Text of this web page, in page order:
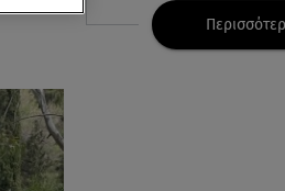
Φισκάρδο! Το look
βεντάλια που δεν